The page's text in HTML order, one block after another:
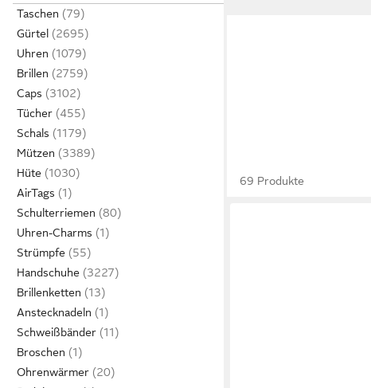
Taschen
Gürtel
Uhren
Brillen
Caps
Tücher
Schals
Mützen
Hüte
AirTags
Schulterriemen
Uhren-Charms
Strümpfe
Handschuhe
Brillenketten
Anstecknadeln
Schweißbänder
Broschen
Ohrenwärmer
69 Produkte